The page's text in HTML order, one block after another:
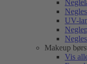
UV-
Makeup
Vis